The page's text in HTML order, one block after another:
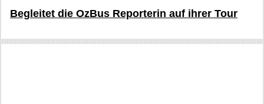
Begleitet die OzBus Reporterin auf ihrer Tour